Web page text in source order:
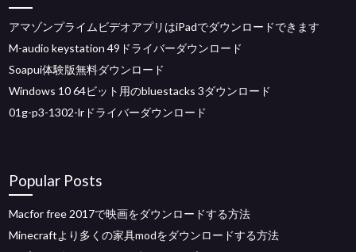
アマゾンプライムビデオアプリはiPadでダウンロードできます
M-audio keystation 49ドライバーダウンロード
Soapui体験版無料ダウンロード
Windows 10 64ビット用のbluestacks 3ダウンロード
01g-p3-1302-lrドライバーダウンロード
Popular Posts
Macfor free 2017で映画をダウンロードする方法
Minecraftより多くの家具modをダウンロードする方法